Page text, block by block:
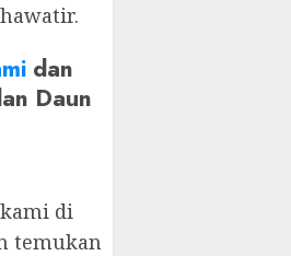
dan
Daun
di
temukan